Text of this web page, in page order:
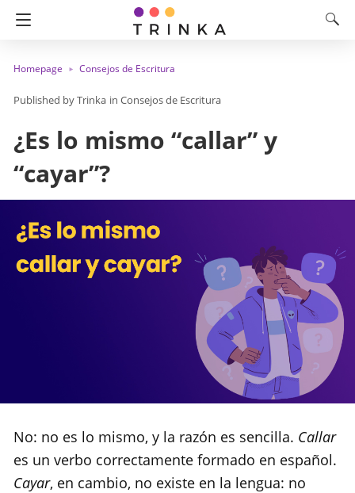
Homepage Consejos de Escritura
Trinka in Consejos de Escritura
¿Es lo mismo “callar” y
“cayar”?
No: no es lo mismo, y la razón es sencilla. Callar
es un verbo correctamente formado en español.
Cayar, en cambio, no existe en la lengua: no